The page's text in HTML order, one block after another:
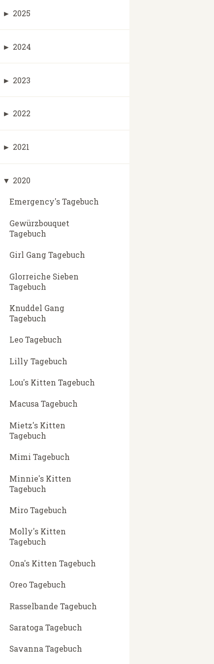
► 2025
► 2024
► 2023
► 2022
► 2021
▼ 2020
Emergency's Tagebuch
Gewürzbouquet
Tagebuch
Girl Gang Tagebuch
Glorreiche Sieben
Tagebuch
Knuddel Gang
Tagebuch
Leo Tagebuch
Lilly Tagebuch
Lou's Kitten Tagebuch
Macusa Tagebuch
Mietz's Kitten
Tagebuch
Mimi Tagebuch
Minnie's Kitten
Tagebuch
Miro Tagebuch
Molly's Kitten
Tagebuch
Ona's Kitten Tagebuch
Oreo Tagebuch
Rasselbande Tagebuch
Saratoga Tagebuch
Savanna Tagebuch